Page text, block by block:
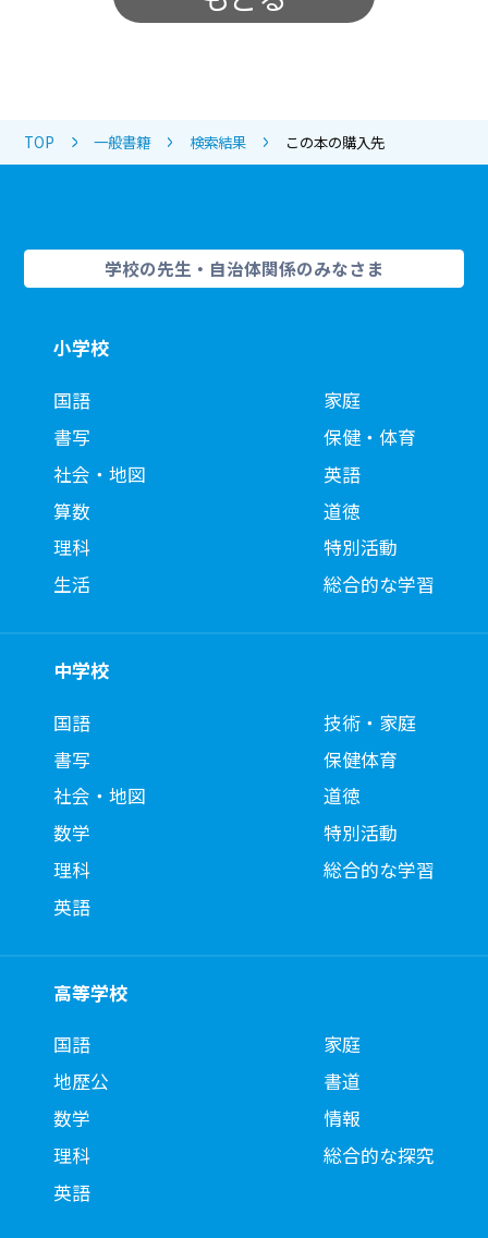
TOP 一般書籍 検索結果 この本の購入先
学校の先生・自治体関係のみなさま
小学校
国語
書写
社会・地図
算数
理科
生活
家庭
保健・体育
英語
道徳
特別活動
総合的な学習
中学校
国語
書写
社会・地図
数学
理科
英語
技術・家庭
保健体育
道徳
特別活動
総合的な学習
高等学校
国語
地歴公
数学
理科
英語
家庭
書道
情報
総合的な探究